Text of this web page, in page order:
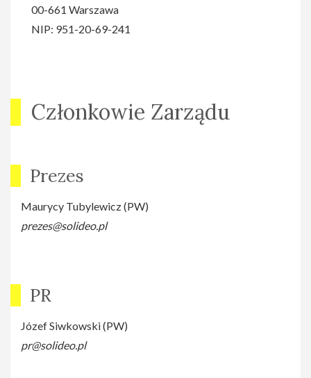
00-661 Warszawa
NIP: 951-20-69-241
Członkowie Zarządu
Prezes
Maurycy Tubylewicz (PW)
prezes@solideo.pl
PR
Józef Siwkowski (PW)
pr@solideo.pl